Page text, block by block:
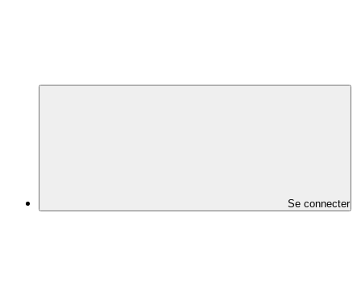
Se connecter